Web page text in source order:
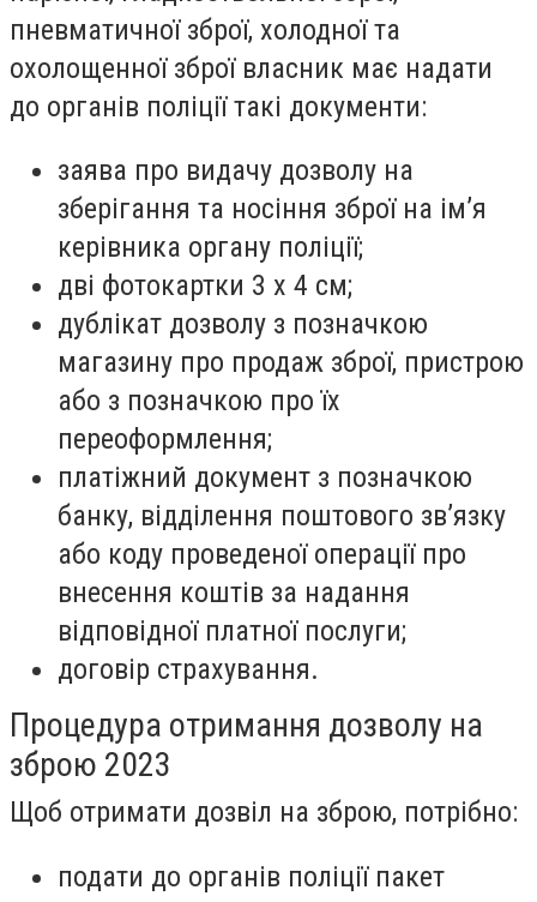
пневматичної зброї, холодної та
охолощенної зброї власник має надати
до органів поліції такі документи:
заява про видачу дозволу на
зберігання та носіння зброї на ім’я
керівника органу поліції;
дві фотокартки 3 х 4 см;
дублікат дозволу з позначкою
магазину про продаж зброї, пристрою
або з позначкою про їх
переоформлення;
платіжний документ з позначкою
банку, відділення поштового зв’язку
або коду проведеної операції про
внесення коштів за надання
відповідної платної послуги;
договір страхування.
Процедура отримання дозволу на
зброю 2023
Щоб отримати дозвіл на зброю, потрібно:
подати до органів поліції пакет